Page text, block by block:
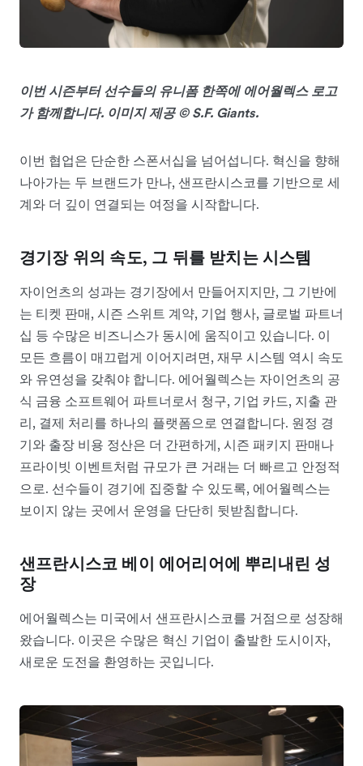
이번 시즌부터 선수들의 유니폼 한쪽에 에어월렉스 로고
가 함께합니다. 이미지 제공 © S.F. Giants.
이번 협업은 단순한 스폰서십을 넘어섭니다. 혁신을 향해
나아가는 두 브랜드가 만나, 샌프란시스코를 기반으로 세
계와 더 깊이 연결되는 여정을 시작합니다.
경기장 위의 속도, 그 뒤를 받치는 시스템
자이언츠의 성과는 경기장에서 만들어지지만, 그 기반에
는 티켓 판매, 시즌 스위트 계약, 기업 행사, 글로벌 파트너
십 등 수많은 비즈니스가 동시에 움직이고 있습니다. 이
모든 흐름이 매끄럽게 이어지려면, 재무 시스템 역시 속도
와 유연성을 갖춰야 합니다. 에어월렉스는 자이언츠의 공
식 금융 소프트웨어 파트너로서 청구, 기업 카드, 지출 관
리, 결제 처리를 하나의 플랫폼으로 연결합니다. 원정 경
기와 출장 비용 정산은 더 간편하게, 시즌 패키지 판매나
프라이빗 이벤트처럼 규모가 큰 거래는 더 빠르고 안정적
으로. 선수들이 경기에 집중할 수 있도록, 에어월렉스는
보이지 않는 곳에서 운영을 단단히 뒷받침합니다.
샌프란시스코 베이 에어리어에 뿌리내린 성
장
에어월렉스는 미국에서 샌프란시스코를 거점으로 성장해
왔습니다. 이곳은 수많은 혁신 기업이 출발한 도시이자,
새로운 도전을 환영하는 곳입니다.